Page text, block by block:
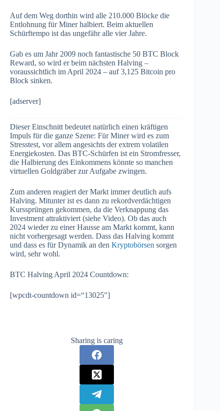
Auf dem Weg dorthin wird alle 210.000 Blöcke die
Entlohnung für Miner halbiert. Beim aktuellen
Schürftempo ist das ungefähr alle vier Jahre.
Gab es um Jahr 2009 noch fantastische 50 BTC Block
Reward, so wird er beim nächsten Halving –
voraussichtlich im April 2024 – auf 3,125 Bitcoin pro
Block sinken.
[adserver]
Dieser Einschnitt bedeutet natürlich einen kräftigen
Impuls für die ganze Szene: Für Miner wird es zum
Stresstest, vor allem angesichts der extrem volatilen
Energiekosten. Das BTC-Schürfen ist ein Stromfresser,
die Halbierung des Einkommens könnte so manchen
virtuellen Goldgräber zur Aufgabe zwingen.
Zum anderen reagiert der Markt immer deutlich aufs
Halving. Mitunter ist es dann zu rekordverdächtigen
Kurssprüngen gekommen, da die Verknappung das
Investment attraktiviert (siehe Video). Ob das auch
2024 wieder zu einer Hausse am Markt kommt, kann
nicht vorhergesagt werden. Dass das Halving kommt
und dass es für Dynamik an den Kryptobörsen sorgen
wird, sehr wohl.
BTC Halving April 2024 Countdown:
[wpcdt-countdown id=“13025″]
Sharing is caring